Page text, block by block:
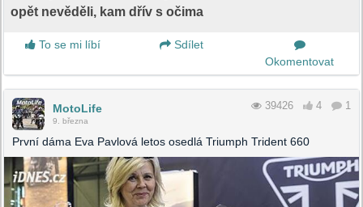
opět nevěděli, kam dřív s očima
To se mi líbí
Sdílet
Okomentovat
MotoLife
9. března
39426 4 1
První dáma Eva Pavlová letos osedlá Triumph Trident 660